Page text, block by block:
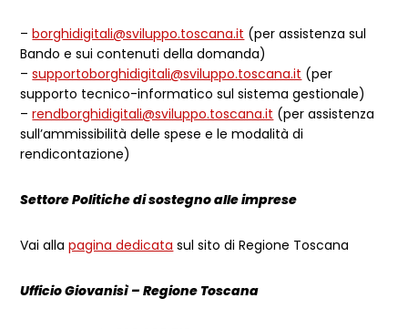
–borghidigitali@sviluppo.toscana.it (per assistenza sul
Bando e sui contenuti della domanda)
–supportoborghidigitali@sviluppo.toscana.it (per
supporto tecnico-informatico sul sistema gestionale)
–rendborghidigitali@sviluppo.toscana.it (per assistenza
sull’ammissibilità delle spese e le modalità di
rendicontazione)
Settore Politiche di sostegno alle imprese
Vai allapagina dedicata sul sito di Regione Toscana
Ufficio Giovanisì – Regione Toscana